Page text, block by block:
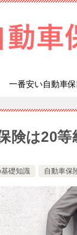
一番安い自動車
険は20
礎知識 自動車保